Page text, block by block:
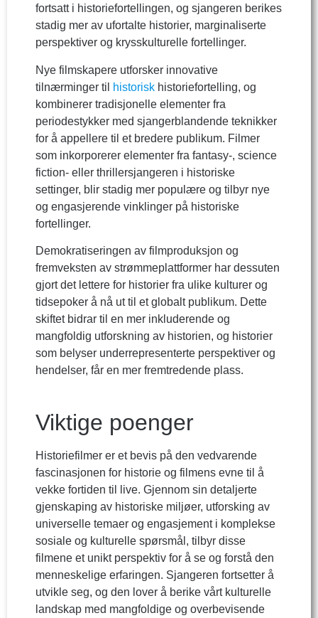
fortsatt i historiefortellingen, og sjangeren berikes
stadig mer av ufortalte historier, marginaliserte
perspektiver og krysskulturelle fortellinger.
Nye filmskapere utforsker innovative
tilnærminger til
historisk historiefortelling, og
kombinerer tradisjonelle elementer fra
periodestykker med sjangerblandende teknikker
for å appellere til et bredere publikum. Filmer
som inkorporerer elementer fra fantasy-, science
fiction- eller thrillersjangeren i historiske
settinger, blir stadig mer populære og tilbyr nye
og engasjerende vinklinger på historiske
fortellinger.
Demokratiseringen av filmproduksjon og
fremveksten av strømmeplattformer har dessuten
gjort det lettere for historier fra ulike kulturer og
tidsepoker å nå ut til et globalt publikum. Dette
skiftet bidrar til en mer inkluderende og
mangfoldig utforskning av historien, og historier
som belyser underrepresenterte perspektiver og
hendelser, får en mer fremtredende plass.
Viktige poenger
Historiefilmer er et bevis på den vedvarende
fascinasjonen for historie og filmens evne til å
vekke fortiden til live. Gjennom sin detaljerte
gjenskaping av historiske miljøer, utforsking av
universelle temaer og engasjement i komplekse
sosiale og kulturelle spørsmål, tilbyr disse
filmene et unikt perspektiv for å se og forstå den
menneskelige erfaringen. Sjangeren fortsetter å
utvikle seg, og den lover å berike vårt kulturelle
landskap med mangfoldige og overbevisende